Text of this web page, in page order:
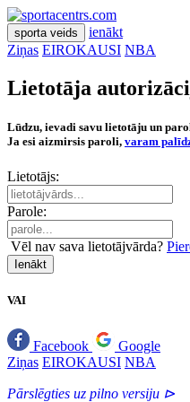
sporta veids
ienākt
Ziņas EIROKAUSI NBA
Lietotāja
Lūdzu, ievadi savu lietotāju un
Ja esi aizmirsis paroli, varam
Lietotājs:
Parole:
Vēl nav sava lietotājvārda?
Ienākt
VAI
Facebook
Google
Ziņas EIROKAUSI NBA
Pārslēgties uz pilno versiju ⊳